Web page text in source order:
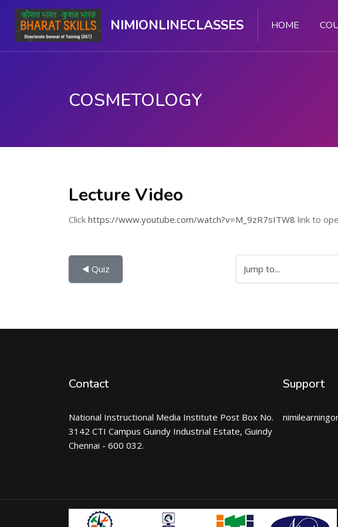
NIMIONLINECLASSES HOME
COSMETOLOGY
Lecture Video
Click https://www.youtube.com/watch?v=M_9zR7sITW8 link to
◀︎ Quiz Jump to...
Contact
National Instructional Media Institute Post Box No.
3142 CTI Campus Guindy Industrial Estate, Guindy
Chennai - 600 032.
Support